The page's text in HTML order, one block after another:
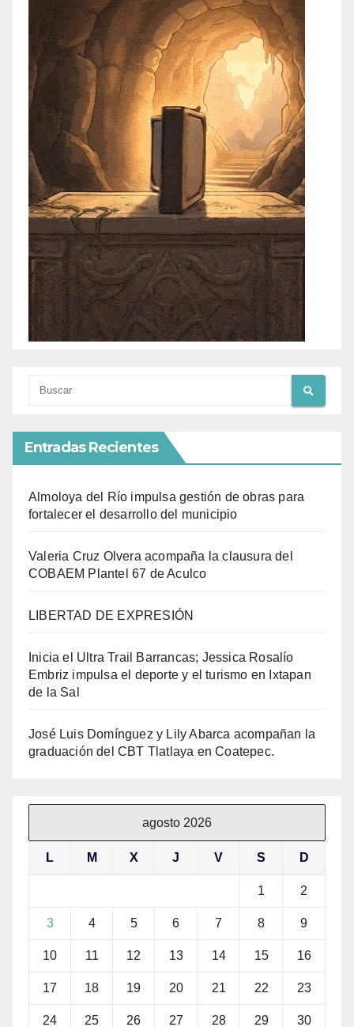
Entradas Recientes
Almoloya del Río impulsa gestión de obras para
fortalecer el desarrollo del municipio
Valeria Cruz Olvera acompaña la clausura del
COBAEM Plantel 67 de Aculco
LIBERTAD DE EXPRESIÓN
Inicia el Ultra Trail Barrancas; Jessica Rosalío
Embriz impulsa el deporte y el turismo en Ixtapan
de la Sal
José Luis Domínguez y Lily Abarca acompañan la
graduación del CBT Tlatlaya en Coatepec.
agosto 2026
L M X J V S D
1 2
3 4 5 6 7 8 9
10 11 12 13 14 15 16
17 18 19 20 21 22 23
24 25 26 27 28 29 30